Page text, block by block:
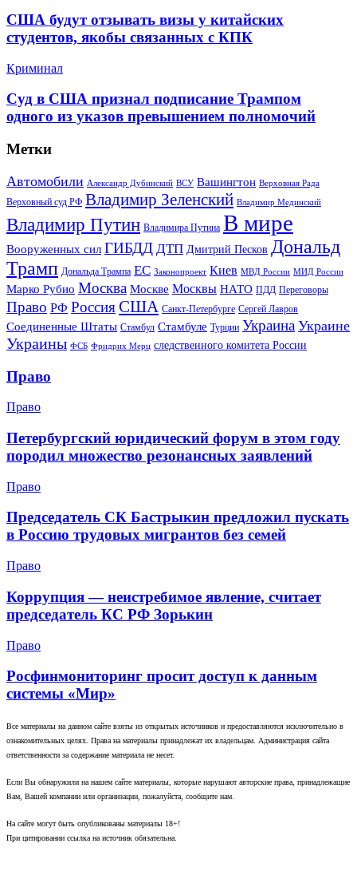
США будут отзывать визы у китайских
студентов, якобы связанных с КПК
Криминал
Суд в США признал подписание Трампом
одного из указов превышением полномочий
Метки
Автомобили Александр Дубинский ВСУ Вашингтон Верховная Рада
Верховный суд РФ Владимир Зеленский Владимир Мединский
Владимир Путин Владимира Путина В мире
Вооруженных сил ГИБДД ДТП Дмитрий Песков Дональд
Трамп Дональда Трампа ЕС Законопроект Киев МВД России МИД России
Марко Рубио Москва Москве Москвы НАТО ПДД Переговоры
Право РФ РоссияСША Санкт-Петербурге Сергей Лавров
Соединенные Штаты Стамбул Стамбуле Турции Украина Украине
Украины ФСБ Фридрих Мерц следственного комитета России
Право
Право
Петербургский юридический форум в этом году
породил множество резонансных заявлений
Право
Председатель СК Бастрыкин предложил пускать
в Россию трудовых мигрантов без семей
Право
Коррупция — неистребимое явление, считает
председатель КС РФ Зорькин
Право
Росфинмониторинг просит доступ к данным
системы «Мир»
Все материалы на данном сайте взяты из открытых источников и предоставляются исключительно в
ознакомительных целях. Права на материалы принадлежат их владельцам. Администрация сайта
ответственности за содержание материала не несет.
Если Вы обнаружили на нашем сайте материалы, которые нарушают авторские права, принадлежащие
Вам, Вашей компании или организации, пожалуйста, сообщите нам.
На сайте могут быть опубликованы материалы 18+!
При цитировании ссылка на источник обязательна.